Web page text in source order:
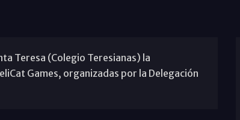
Teresa (Colegio Teresianas) la
Games, organizadas por la Delegación